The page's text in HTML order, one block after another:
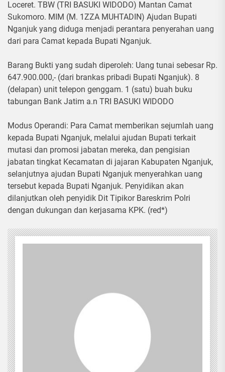
Loceret. TBW (TRI BASUKI WIDODO) Mantan Camat
Sukomoro. MIM (M. 1ZZA MUHTADIN) Ajudan Bupati
Nganjuk yang diduga menjadi perantara penyerahan uang
dari para Camat kepada Bupati Nganjuk.
Barang Bukti yang sudah diperoleh: Uang tunai sebesar Rp.
647.900.000,- (dari brankas pribadi Bupati Nganjuk). 8
(delapan) unit telepon genggam. 1 (satu) buah buku
tabungan Bank Jatim a.n TRI BASUKI WIDODO
Modus Operandi: Para Camat memberikan sejumlah uang
kepada Bupati Nganjuk, melalui ajudan Bupati terkait
mutasi dan promosi jabatan mereka, dan pengisian
jabatan tingkat Kecamatan di jajaran Kabupaten Nganjuk,
selanjutnya ajudan Bupati Nganjuk menyerahkan uang
tersebut kepada Bupati Nganjuk. Penyidikan akan
dilanjutkan oleh penyidik Dit Tipikor Bareskrim Polri
dengan dukungan dan kerjasama KPK. (red*)